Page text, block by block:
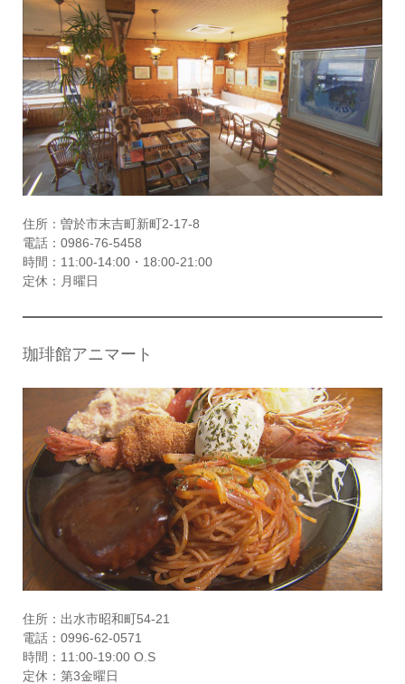
住所：曽於市末吉町新町2-17-8
電話：0986-76-5458
時間：11:00-14:00・18:00-21:00
定休：月曜日
珈琲館アニマート
住所：出水市昭和町54-21
電話：0996-62-0571
時間：11:00-19:00 O.S
定休：第3金曜日